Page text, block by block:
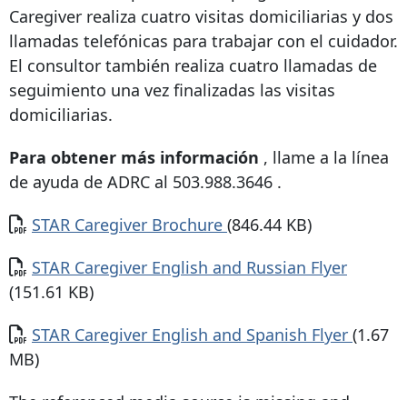
Caregiver realiza cuatro visitas domiciliarias y dos
llamadas telefónicas para trabajar con el cuidador.
El consultor también realiza cuatro llamadas de
seguimiento una vez finalizadas las visitas
domiciliarias.
Para obtener más información , llame a la línea
de ayuda de ADRC al 503.988.3646 .
Documento
STAR Caregiver Brochure (846.44 KB)
Documento
STAR Caregiver English and Russian Flyer
(151.61 KB)
Documento
STAR Caregiver English and Spanish Flyer (1.67
MB)